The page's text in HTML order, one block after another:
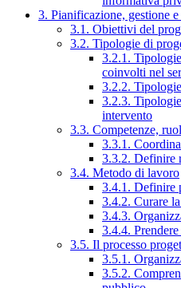
3. Pianificazione, gestione e
3.1. Obiettivi del
3.2. Tipologie di
3.2.1.
coinvolti nel
3.2.2.
3.2.3.
intervento
3.3. Competenze,
3.3.1.
3.3.2. Definire
3.4. Metodo di lavoro
3.4.1. Definire
3.4.2. Curare
3.4.3.
3.4.4.
3.5. Il processo
3.5.1.
3.5.2.